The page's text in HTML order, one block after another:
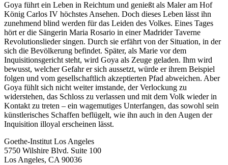
Goya führt ein Leben in Reichtum und genießt als Maler am Hof
König Carlos IV höchstes Ansehen. Doch dieses Leben lässt ihn
zunehmend blind werden für das Leiden des Volkes. Eines Tages
hört er die Sängerin Maria Rosario in einer Madrider Taverne
Revolutionslieder singen. Durch sie erfährt von der Situation, in der
sich die Bevölkerung befindet. Später, als Marie vor dem
Inquisitionsgericht steht, wird Goya als Zeuge geladen. Ihm wird
bewusst, welcher Gefahr er sich aussetzt, würde er ihrem Beispiel
folgen und vom gesellschaftlich akzeptierten Pfad abweichen. Aber
Goya fühlt sich nicht weiter imstande, der Verlockung zu
widerstehen, das Schloss zu verlassen und mit dem Volk wieder in
Kontakt zu treten – ein wagemutiges Unterfangen, das sowohl sein
künstlerisches Schaffen beflügelt, wie ihn auch in den Augen der
Inquisition illoyal erscheinen lässt.
Goethe-Institut Los Angeles
5750 Wilshire Blvd. Suite 100
Los Angeles, CA 90036